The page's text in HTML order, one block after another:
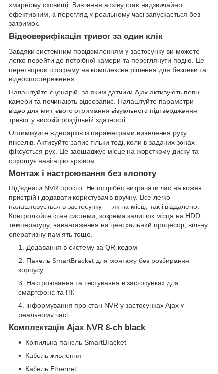
хмарному сховищі. Вивчення архіву стає надзвичайно
ефективним, а перегляд у реальному часі запускається без
затримок.
Відеоверифікація тривог за один клік
Завдяки системним повідомленням у застосунку ви можете
легко перейти до потрібної камери та переглянути подію. Це
перетворює програму на комплексне рішення для безпеки та
відеоспостереження.
Налаштуйте сценарій, за яким датчики Ajax активують певні
камери та починають відеозапис. Налаштуйте параметри
відео для миттєвого отримання візуального підтвердження
тривог у високій роздільній здатності.
Оптимізуйте відеоархів із параметрами виявлення руху
пікселів. Активуйте запис тільки тоді, коли в заданих зонах
фіксується рух. Це заощаджує місце на жорсткому диску та
спрощує навігацію архівом.
Монтаж і настроювання без клопоту
Під'єднати NVR просто. Не потрібно витрачати час на кожен
пристрій і додавати користувачів вручну. Все легко
налаштовується в застосунку — як на місці, так і віддалено.
Контролюйте стан системи, зокрема залишок місця на HDD,
температуру, навантаження на центральний процесор, вільну
оперативну пам'ять тощо.
Додавання в систему за QR-кодом
Панель SmartBracket для монтажу без розбирання
корпусу
Настроювання та тестування в застосунках для
смартфона та ПК
інформування про стан NVR у застосунках Ajax у
реальному часі
Комплектація Ajax NVR 8-ch black
Кріпильна панель SmartBracket
Кабель живлення
Кабель Ethernet